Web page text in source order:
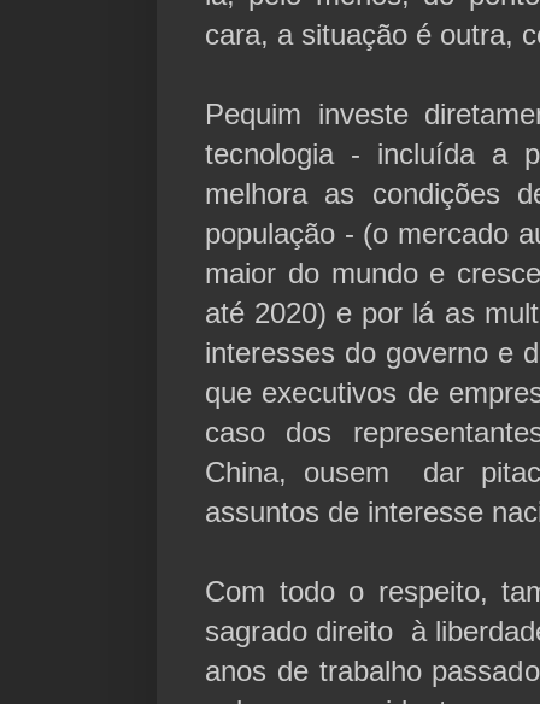
cara, a situação é outra,
Pequim investe
tecnologia - incluída a
melhora as condições
população - (o mercado
maior do mundo e
até 2020) e por lá as
interesses do governo e
que executivos de
caso dos
China, ousem dar
assuntos de interesse
Com todo o respeito,
sagrado direito à
anos de trabalho